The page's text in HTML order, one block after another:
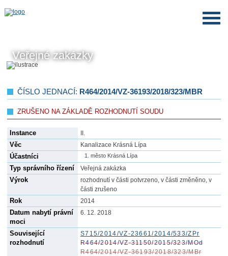
Veřejné zakázky
ČÍSLO JEDNACÍ: R464/2014/VZ-36193/2018/323/MBR
ZRUŠENO NA ZÁKLADĚ ROZHODNUTÍ SOUDU
Instance II.
Věc Kanalizace Krásná Lípa
Účastníci město Krásná Lípa
Typ správního řízení Veřejná zakázka
Výrok
rozhodnutí v části potvrzeno, v části změněno, v
části zrušeno
Rok 2014
Datum nabytí právní
moci
6. 12. 2018
Související
rozhodnutí
S715/2014/VZ-23661/2014/533/ZPr
R464/2014/VZ-31150/2015/323/MOd
R464/2014/VZ-36193/2018/323/MBr